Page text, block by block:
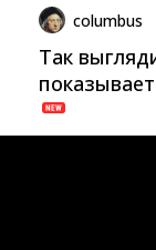
columbus
Так